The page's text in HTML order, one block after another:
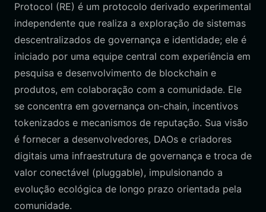
Protocol (RE) é um protocolo derivado experimental
independente que realiza a exploração de sistemas
descentralizados de governança e identidade; ele é
iniciado por uma equipe central com experiência em
pesquisa e desenvolvimento de blockchain e
produtos, em colaboração com a comunidade. Ele
se concentra em governança on-chain, incentivos
tokenizados e mecanismos de reputação. Sua visão
é fornecer a desenvolvedores, DAOs e criadores
digitais uma infraestrutura de governança e troca de
valor conectável (pluggable), impulsionando a
evolução ecológica de longo prazo orientada pela
comunidade.